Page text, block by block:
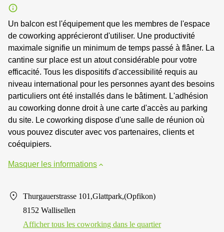
Un balcon est l'équipement que les membres de l'espace
de coworking apprécieront d'utiliser. Une productivité
maximale signifie un minimum de temps passé à flâner. La
cantine sur place est un atout considérable pour votre
efficacité. Tous les dispositifs d'accessibilité requis au
niveau international pour les personnes ayant des besoins
particuliers ont été installés dans le bâtiment. L'adhésion
au coworking donne droit à une carte d'accès au parking
du site. Le coworking dispose d'une salle de réunion où
vous pouvez discuter avec vos partenaires, clients et
coéquipiers.
Masquer les informations
Thurgauerstrasse 101,Glattpark,(Opfikon)
8152 Wallisellen
Afficher tous les сoworking dans le quartier